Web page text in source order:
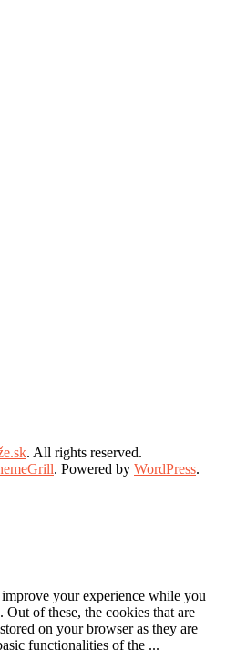
. All rights reserved.
. Powered by WordPress.
your experience while you
of these, the cookies that are
on your browser as they are
functionalities of the ...